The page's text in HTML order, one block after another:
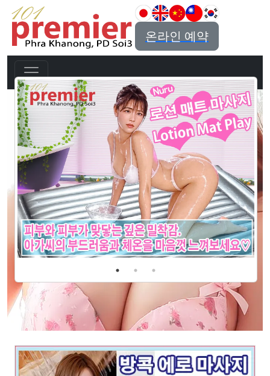
온라인 예약